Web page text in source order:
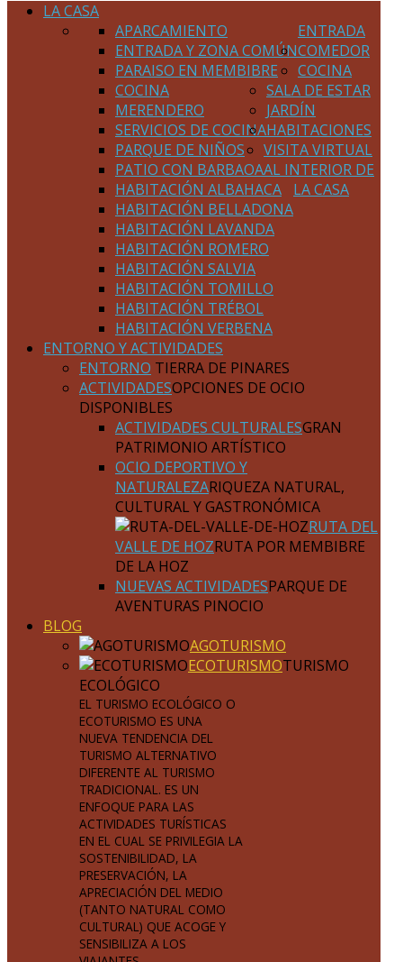
LA CASA
ENTRADA
APARCAMIENTO
ENTRADA Y ZONA COMÚN
PARAISO EN MEMBIBRE
COMEDOR
COCINA
COCINA
MERENDERO
SERVICIOS DE COCINA
SALA DE ESTAR
JARDÍN
PARQUE DE NIÑOS
PATIO CON BARBAOA
HABITACIONES
HABITACIÓN ALBAHACA
HABITACIÓN BELLADONA
HABITACIÓN LAVANDA
HABITACIÓN ROMERO
HABITACIÓN SALVIA
HABITACIÓN TOMILLO
HABITACIÓN TRÉBOL
HABITACIÓN VERBENA
VISITA VIRTUAL
AL INTERIOR DE
LA CASA
ENTORNO Y ACTIVIDADES
ENTORNO TIERRA DE PINARES
ACTIVIDADESOPCIONES DE OCIO
DISPONIBLES
ACTIVIDADES CULTURALESGRAN
PATRIMONIO ARTÍSTICO
OCIO DEPORTIVO Y
NATURALEZARIQUEZA NATURAL,
CULTURAL Y GASTRONÓMICA
RUTA DEL
VALLE DE HOZRUTA POR MEMBIBRE
DE LA HOZ
NUEVAS ACTIVIDADESPARQUE DE
AVENTURAS PINOCIO
BLOG
AGOTURISMO
ECOTURISMOTURISMO
ECOLÓGICO
EL TURISMO ECOLÓGICO O
ECOTURISMO ES UNA
NUEVA TENDENCIA DEL
TURISMO ALTERNATIVO
DIFERENTE AL TURISMO
TRADICIONAL. ES UN
ENFOQUE PARA LAS
ACTIVIDADES TURÍSTICAS
EN EL CUAL SE PRIVILEGIA LA
SOSTENIBILIDAD, LA
PRESERVACIÓN, LA
APRECIACIÓN DEL MEDIO
(TANTO NATURAL COMO
CULTURAL) QUE ACOGE Y
SENSIBILIZA A LOS